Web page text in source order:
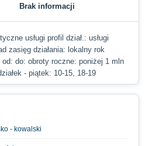
Brak informacji
usługi profil dział.: usługi
zasięg działania: lokalny rok
od: do: obroty roczne: poniżej 1 mln
- piątek: 10-15, 18-19
- kowalski